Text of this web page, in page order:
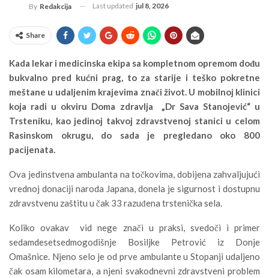
By Redakcija Last updated jul 8, 2026
Share
Kada lekar i medicinska ekipa sa kompletnom opremom dođu
bukvalno pred kućni prag, to za starije i teško pokretne
meštane u udaljenim krajevima znači život. U mobilnoj klinici
koja radi u okviru Doma zdravlja „Dr Sava Stanojević“ u
Trsteniku, kao jedinoj takvoj zdravstvenoj stanici u celom
Rasinskom okrugu, do sada je pregledano oko 800
pacijenata.
Ova jedinstvena ambulanta na točkovima, dobijena zahvaljujući
vrednoj donaciji naroda Japana, donela je sigurnost i dostupnu
zdravstvenu zaštitu u čak 33 razuđena trstenička sela.
Koliko ovakav vid nege znači u praksi, svedoči i primer
sedamdesetsedmogodišnje Bosiljke Petrović iz Donje
Omašnice. Njeno selo je od prve ambulante u Stopanji udaljeno
čak osam kilometara, a njeni svakodnevni zdravstveni problem